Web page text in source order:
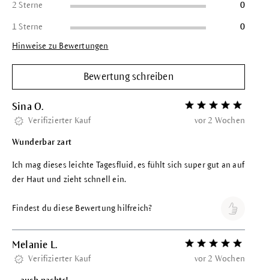
2 Sterne 0
1 Sterne 0
Hinweise zu Bewertungen
Bewertung schreiben
Sina O. Bewertung mit 5
Verifizierter Kauf vor 2 Wochen
Wunderbar zart
Ich mag dieses leichte Tagesfluid, es fühlt sich super gut an auf
der Haut und zieht schnell ein.
Findest du diese Bewertung hilfreich?
Melanie L. Bewertung mit 5
Verifizierter Kauf vor 2 Wochen